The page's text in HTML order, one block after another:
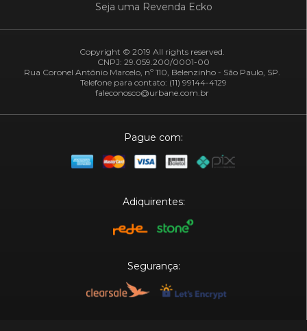
Seja uma Revenda Ecko
Copyright © 2019 All rights reserved.
CNPJ: 29.059.200/0001-00
Rua Coronel Antônio Marcelo, nº 110, Belenzinho - São Paulo, SP.
Telefone para contato: (11) 99144-4129
faleconosco@urbane.com.br
Pague com:
Adiquirentes:
Segurança: